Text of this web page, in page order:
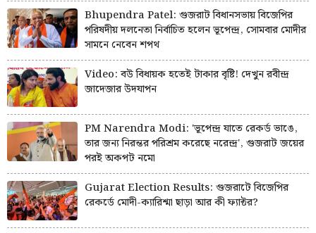
Bhupendra Patel: গুজরাট বিধানসভায় বিজেপির
পরিষদীয় দলনেতা নির্বাচিত হলেন ভূপেন্দ্র, সোমবার মোদীর
সামনে নেবেন শপথ
Video: বউ বিধায়ক হতেই টাকার বৃষ্টি! দেখুন রবীন্দ্র
জাদেজার উদযাপন
PM Narendra Modi: 'ভূপেন্দ্র যাতে রেকর্ড ভাঙে,
তার জন্য নিরন্তর পরিশ্রম করেছে নরেন্দ্র', গুজরাট জয়ের
পরই অকপট নমো
Gujarat Election Results: গুজরাটে বিজেপির
রেকর্ডে মোদী-ক্যারিশ্মা ছাড়া আর কী ফ্যাক্টর?